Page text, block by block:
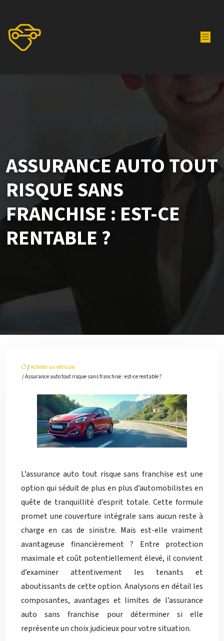
ASSURANCE AUTO TOUT
RISQUE SANS
FRANCHISE : EST-CE
RENTABLE ?
/Acheter un véhicule
/ Assurance auto tout risque sans franchise : est-ce rentable ?
L’assurance auto tout risque sans franchise est une
option qui séduit de plus en plus d’automobilistes en
quête de tranquillité d’esprit totale. Cette formule
promet une couverture intégrale sans aucun reste à
charge en cas de sinistre. Mais est-elle vraiment
avantageuse financièrement ? Entre protection
maximale et coût potentiellement élevé, il convient
d’examiner attentivement les tenants et
aboutissants de cette option. Analysons en détail les
composantes, avantages et limites de l’assurance
auto sans franchise pour déterminer si elle
représente un choix judicieux pour votre situation.